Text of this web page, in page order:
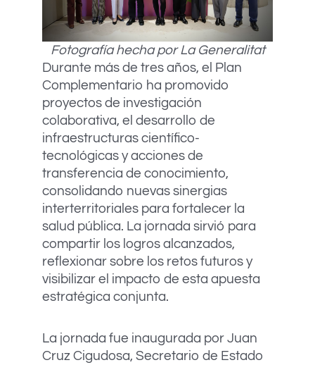
Fotografía hecha por La Generalitat
Durante más de tres años, el Plan
Complementario ha promovido
proyectos de investigación
colaborativa, el desarrollo de
infraestructuras científico-
tecnológicas y acciones de
transferencia de conocimiento,
consolidando nuevas sinergias
interterritoriales para fortalecer la
salud pública. La jornada sirvió para
compartir los logros alcanzados,
reflexionar sobre los retos futuros y
visibilizar el impacto de esta apuesta
estratégica conjunta.
La jornada fue inaugurada por Juan
Cruz Cigudosa, Secretario de Estado